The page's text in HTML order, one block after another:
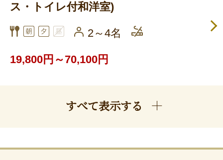
ス・トイレ付和洋室)
2～4名
19,800円～70,100円
すべて表示する